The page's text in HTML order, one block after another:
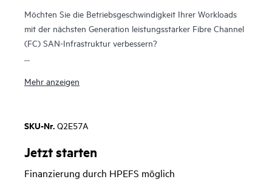
Möchten Sie die Betriebsgeschwindigkeit Ihrer Workloads
mit der nächsten Generation leistungsstarker Fibre Channel
(FC) SAN-Infrastruktur verbessern?
HPE Synergystellt ein komponierbares und integriertes
ein Storage Area Network (SAN) vereinfacht. Es bietet
und vereinfachte Verwaltung, um die strengen
Geschäftsanforderungen mit 32-GB-FC-Technologie für
Mehr anzeigen
SKU-Nr. Q2E57A
Jetzt starten
Finanzierung durch HPEFS möglich